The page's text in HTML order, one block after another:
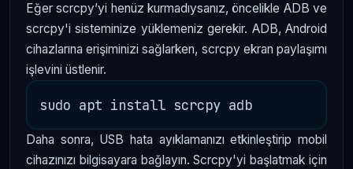
Eğer scrcpy’yi henüz kurmadıysanız, öncelikle ADB ve
scrcpy'i sisteminize yüklemeniz gerekir. ADB, Android
cihazlarına erişiminizi sağlarken, scrcpy ekran paylaşımı
işlevini üstlenir.
Daha sonra, USB hata ayıklamanızı etkinleştirip mobil
cihazınızı bilgisayara bağlayın. Scrcpy'yi başlatmak için